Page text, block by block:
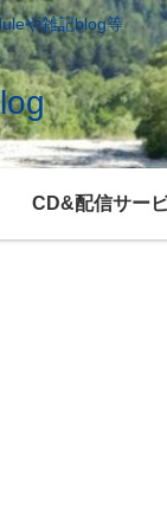
や雑記blog等
CD&配信サー